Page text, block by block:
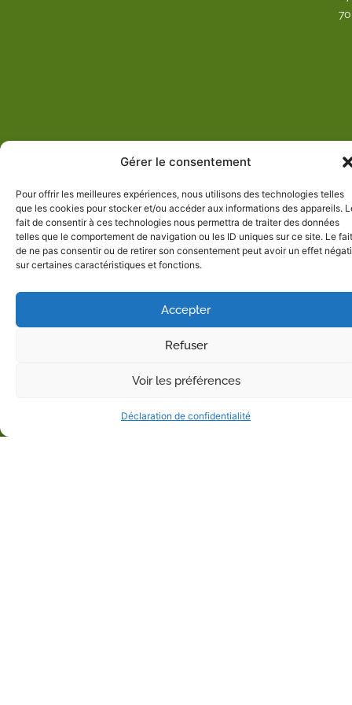
Gérer le consentement
Pour offrir les meilleures expériences, nous utilisons des technologies telles
que les cookies pour stocker et/ou accéder aux informations des appareils.
fait de consentir à ces technologies nous permettra de traiter des données
telles que le comportement de navigation ou les ID uniques sur ce site. Le fait
de ne pas consentir ou de retirer son consentement peut avoir un effet
sur certaines caractéristiques et fonctions.
Accepter
Refuser
Voir les préférences
Déclaration de confidentialité
70